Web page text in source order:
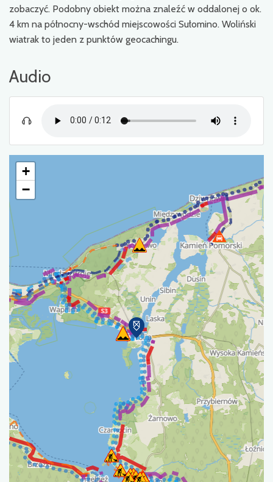
zobaczyć. Podobny obiekt można znaleźć w oddalonej o ok.
4 km na północny-wschód miejscowości Sułomino. Woliński
wiatrak to jeden z punktów geocachingu.
Audio
+
−